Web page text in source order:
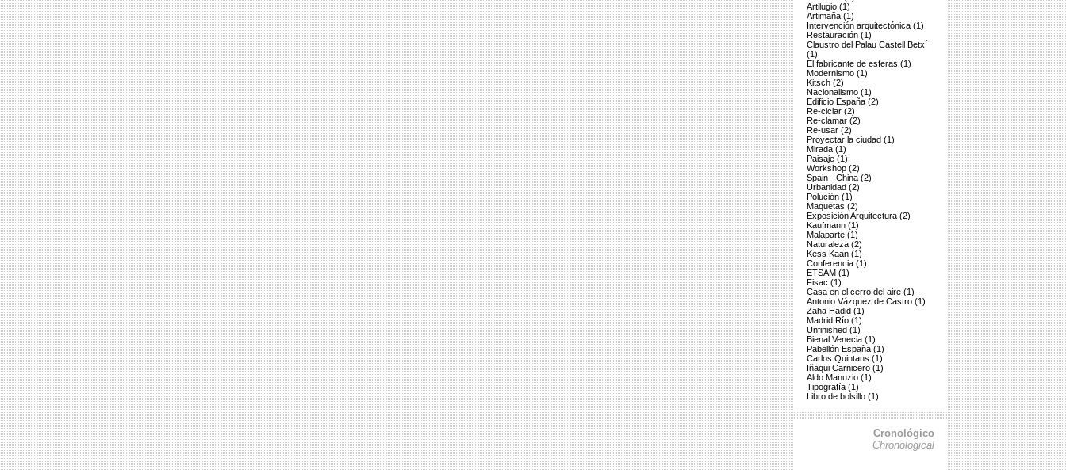
Artilugio (1)
Artimaña (1)
Intervención arquitectónica (1)
Restauración (1)
Claustro del Palau Castell Betxí
(1)
El fabricante de esferas (1)
Modernismo (1)
Kitsch (2)
Nacionalismo (1)
Edificio España (2)
Re-ciclar (2)
Re-clamar (2)
Re-usar (2)
Proyectar la ciudad (1)
Mirada (1)
Paisaje (1)
Workshop (2)
Spain - China (2)
Urbanidad (2)
Polución (1)
Maquetas (2)
Exposición Arquitectura (2)
Kaufmann (1)
Malaparte (1)
Naturaleza (2)
Kess Kaan (1)
Conferencia (1)
ETSAM (1)
Fisac (1)
Casa en el cerro del aire (1)
Antonio Vázquez de Castro (1)
Zaha Hadid (1)
Madrid Río (1)
Unfinished (1)
Bienal Venecia (1)
Pabellón España (1)
Carlos Quintans (1)
Iñaqui Carnicero (1)
Aldo Manuzio (1)
Tipografía (1)
Libro de bolsillo (1)
Cronológico
Chronological